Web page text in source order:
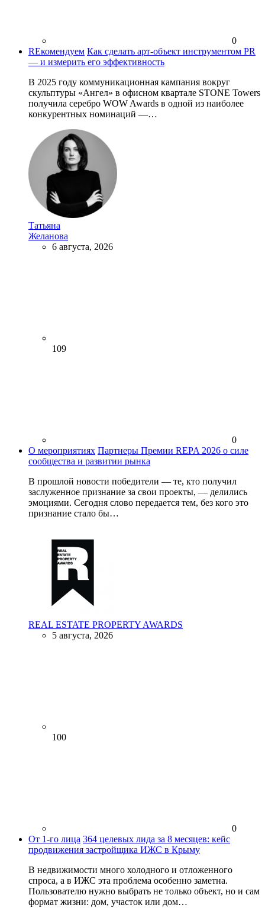
0
REкомендуем Как сделать арт-объект инструментом PR
— и измерить его эффективность
В 2025 году коммуникационная кампания вокруг
скульптуры «Ангел» в офисном квартале STONE Towers
получила серебро WOW Awards в одной из наиболее
конкурентных номинаций —…
Татьяна
Желанова
6 августа, 2026
109
0
О мероприятиях Партнеры Премии REPA 2026 о силе
сообщества и развитии рынка
В прошлой новости победители — те, кто получил
заслуженное признание за свои проекты, — делились
эмоциями. Сегодня слово передается тем, без кого это
признание стало бы…
REAL ESTATE PROPERTY AWARDS
5 августа, 2026
100
0
От 1-го лица 364 целевых лида за 8 месяцев: кейс
продвижения застройщика ИЖС в Крыму
В недвижимости много холодного и отложенного
спроса, а в ИЖС эта проблема особенно заметна.
Пользователю нужно выбрать не только объект, но и сам
формат жизни: дом, участок или дом…